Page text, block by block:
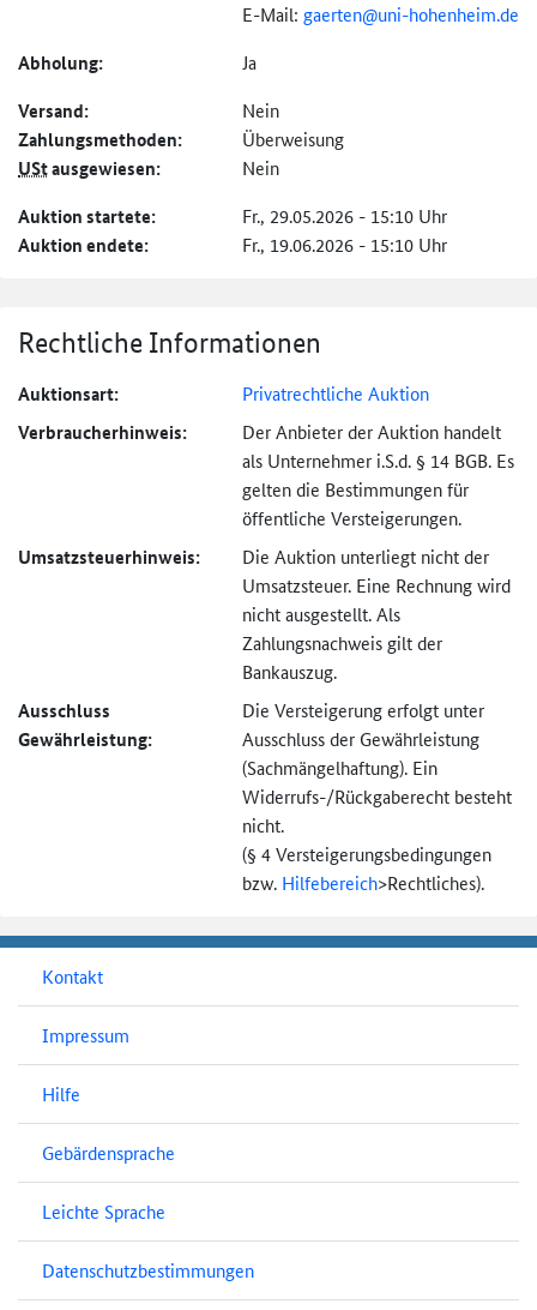
E-Mail: gaerten@uni-hohenheim.de
Abholung: Ja
Versand: Nein
Zahlungs­methoden: Überweisung
UStausgewiesen: Nein
Auktion startete: Fr., 29.05.2026 - 15:10 Uhr
Auktion endete: Fr., 19.06.2026 - 15:10 Uhr
Rechtliche Informationen
Auktionsart: Privatrechtliche Auktion
Verbraucher­hinweis:
Der Anbieter der Auktion handelt
als Unternehmer i.S.d. § 14 BGB. Es
gelten die Bestimmungen für
öffentliche Versteigerungen.
Umsatzsteuer­hinweis:
Die Auktion unterliegt nicht der
Umsatzsteuer. Eine Rechnung wird
nicht ausgestellt. Als
Zahlungsnachweis gilt der
Bankauszug.
Ausschluss
Gewährleistung:
Die Versteigerung erfolgt unter
Ausschluss der Gewährleistung
(Sachmängel­haftung). Ein
Widerrufs-/Rückgaberecht besteht
nicht.
(§ 4 Versteigerungs­bedingungen
bzw. Hilfebereich>Rechtliches).
Kontakt
Impressum
Hilfe
Gebärdensprache
Leichte Sprache
Datenschutzbestimmungen